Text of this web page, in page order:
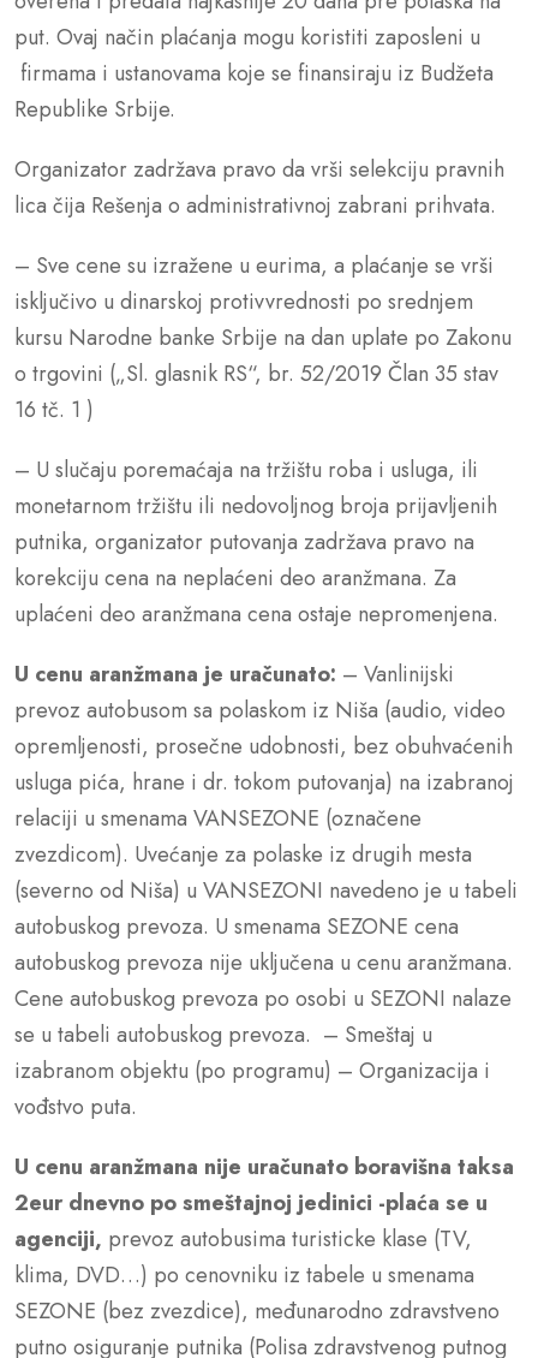
put. Ovaj način plaćanja mogu koristiti zaposleni u
firmama i ustanovama koje se finansiraju iz Budžeta
Republike Srbije.
Organizator zadržava pravo da vrši selekciju pravnih
lica čija Rešenja o administrativnoj zabrani prihvata.
– Sve cene su izražene u eurima, a plaćanje se vrši
isključivo u dinarskoj protivvrednosti po srednjem
kursu Narodne banke Srbije na dan uplate po Zakonu
o trgovini („Sl. glasnik RS“, br. 52/2019 Član 35 stav
16 tč. 1 )
– U slučaju poremaćaja na tržištu roba i usluga, ili
monetarnom tržištu ili nedovoljnog broja prijavljenih
putnika, organizator putovanja zadržava pravo na
korekciju cena na neplaćeni deo aranžmana. Za
uplaćeni deo aranžmana cena ostaje nepromenjena.
U cenu aranžmana je uračunato: – Vanlinijski
prevoz autobusom sa polaskom iz Niša (audio, video
opremljenosti, prosečne udobnosti, bez obuhvaćenih
usluga pića, hrane i dr. tokom putovanja) na izabranoj
relaciji u smenama VANSEZONE (označene
zvezdicom). Uvećanje za polaske iz drugih mesta
(severno od Niša) u VANSEZONI navedeno je u tabeli
autobuskog prevoza. U smenama SEZONE cena
autobuskog prevoza nije uključena u cenu aranžmana.
Cene autobuskog prevoza po osobi u SEZONI nalaze
se u tabeli autobuskog prevoza. – Smeštaj u
izabranom objektu (po programu) – Organizacija i
vođstvo puta.
U cenu aranžmana nije uračunato boravišna taksa
2eur dnevno po smeštajnoj jedinici -plaća se u
agenciji, prevoz autobusima turisticke klase (TV,
klima, DVD…) po cenovniku iz tabele u smenama
SEZONE (bez zvezdice), međunarodno zdravstveno
putno osiguranje putnika (Polisa zdravstvenog putnog